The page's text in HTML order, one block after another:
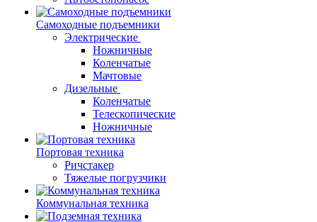
Самоходные подъемники
Электрические
Ножничные
Коленчатые
Мачтовые
Дизельные
Коленчатые
Телескопические
Ножничные
Портовая техника
Ричстакер
Тяжелые погрузчики
Коммунальная техника